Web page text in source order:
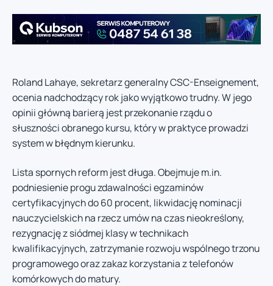
Roland Lahaye, sekretarz generalny CSC-Enseignement,
ocenia nadchodzący rok jako wyjątkowo trudny. W jego
opinii główną barierą jest przekonanie rządu o
słuszności obranego kursu, który w praktyce prowadzi
system w błędnym kierunku.
Lista spornych reform jest długa. Obejmuje m.in.
podniesienie progu zdawalności egzaminów
certyfikacyjnych do 60 procent, likwidację nominacji
nauczycielskich na rzecz umów na czas nieokreślony,
rezygnację z siódmej klasy w technikach
kwalifikacyjnych, zatrzymanie rozwoju wspólnego trzonu
programowego oraz zakaz korzystania z telefonów
komórkowych do matury.